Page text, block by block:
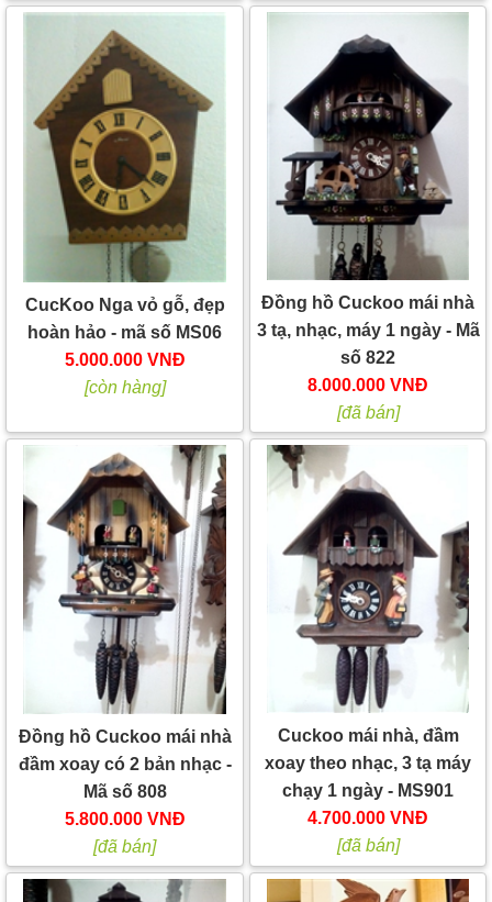
CucKoo Nga vỏ gỗ, đẹp
hoàn hảo - mã số MS06
5.000.000 VNĐ
[còn hàng]
Đồng hồ Cuckoo mái nhà
3 tạ, nhạc, máy 1 ngày - Mã
số 822
8.000.000 VNĐ
[đã bán]
Đồng hồ Cuckoo mái nhà
đầm xoay có 2 bản nhạc -
Mã số 808
5.800.000 VNĐ
[đã bán]
Cuckoo mái nhà, đầm
xoay theo nhạc, 3 tạ máy
chạy 1 ngày - MS901
4.700.000 VNĐ
[đã bán]